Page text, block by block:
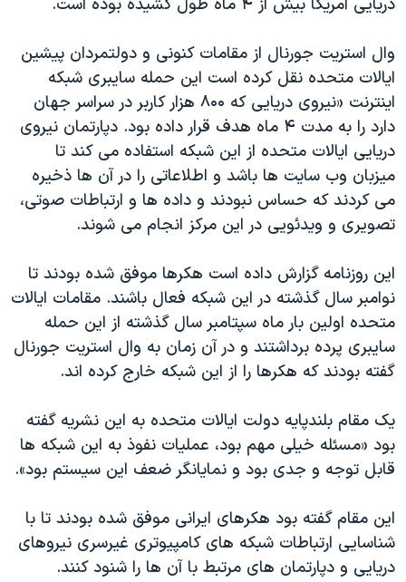
صفحه‌های ویژه
سفر پرزیدنت ترامپ به چین
دریایی آمریکا بیش از ۴ ماه طول کشیده بوده است.
وال استریت جورنال از مقامات کنونی و دولتمردان پیشین
ایالات متحده نقل کرده است این حمله سایبری شبکه
اینترنت «نیروی دریایی که ۸۰۰ هزار کاربر در سراسر جهان
دارد را به مدت ۴ ماه هدف قرار داده بود. دپارتمان نیروی
دریایی ایالات متحده از این شبکه استفاده می کند تا
میزبان وب سایت ها باشد و اطلاعاتی را در آن ها ذخیره
می کردند که حساس نبودند و داده ها و ارتباطات صوتی،
تصویری و ویدئویی در این مرکز انجام می شوند.
این روزنامه گزارش داده است هکرها موفق شده بودند تا
نوامبر سال گذشته در این شبکه فعال باشند. مقامات ایالات
متحده اولین بار ماه سپتامبر سال گذشته از این حمله
سایبری پرده برداشتند و در آن زمان به وال استریت جورنال
گفته بودند که هکرها را از این شبکه خارج کرده اند.
یک مقام بلندپایه دولت ایالات متحده به این نشریه گفته
بود «مسئله خیلی مهم بود، عملیات نفوذ به این شبکه ها
قابل توجه و جدی بود و نمایانگر ضعف این سیستم بود».
این مقام گفته بود هکرهای ایرانی موفق شده بودند تا با
شناسایی ارتباطات شبکه های کامپیوتری غیرسری نیروهای
دریایی و دپارتمان های مرتبط با آن ها را شنود کنند.